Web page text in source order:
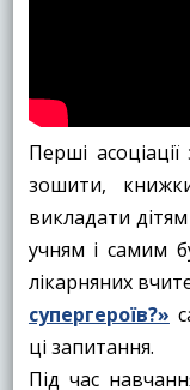
Перші
зошити,
викладати
учням і самим
лікарняних
супергероїв?»
ці запитання.
Під час